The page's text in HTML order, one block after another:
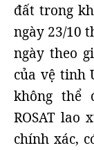
đất trong
ngày 23/10
ngày theo
của vệ tinh
không thể
ROSAT lao
chính xác,